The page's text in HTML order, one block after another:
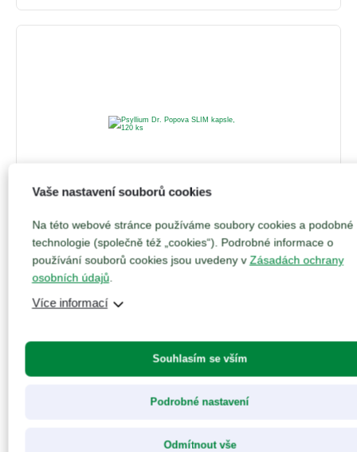
295Kč
Psyllium Dr. Popova SLIM kapsle, 120 ks
0 hodnocení
Pro efektivní a snadné hubnutí. Kombinace Psyllia a
účinných rostlinných extraktů.
Vaše nastavení souborů cookies
Na této webové stránce používáme soubory cookies a podobné
technologie (společně též „cookies“). Podrobné informace o
používání souborů cookies jsou uvedeny vZásadách ochrany
osobních údajů.
Více informací
Souhlasím se vším
Podrobné nastavení
Odmítnout vše